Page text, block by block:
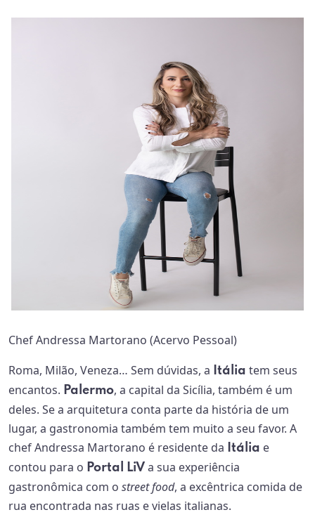
Chef Andressa Martorano (Acervo Pessoal)
Roma, Milão, Veneza… Sem dúvidas, a
Itália tem seus
encantos. Palermo, a capital da Sicília, também é um
deles. Se a arquitetura conta parte da história de um
lugar, a gastronomia também tem muito a seu favor. A
chef Andressa Martorano é residente da
Itália e
contou para o Portal LiV a sua experiência
gastronômica com o street food, a excêntrica comida de
rua encontrada nas ruas e vielas italianas.